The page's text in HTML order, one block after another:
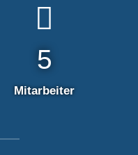

5
Mitarbeiter